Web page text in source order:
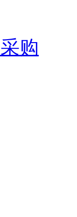
购